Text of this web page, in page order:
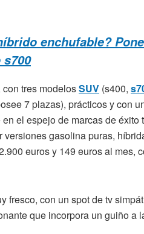
enchufable?
tres modelosSUV (s400,
7 plazas), prácticos y con
el espejo de marcas de éxito
versiones gasolina puras,
euros y 149 euros al mes,
fresco, con un spot de tv
que incorpora un guiño a